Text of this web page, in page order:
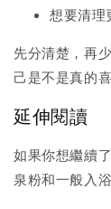
想要清理
先分清楚，再
己是不是真的
延伸閱讀
如果你想繼續
泉粉和一般入